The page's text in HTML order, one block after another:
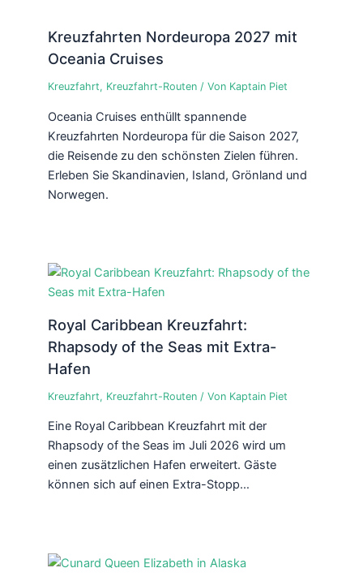
Kreuzfahrten Nordeuropa 2027 mit
Oceania Cruises
Kreuzfahrt, Kreuzfahrt-Routen/ Von Kaptain Piet
Oceania Cruises enthüllt spannende
Kreuzfahrten Nordeuropa für die Saison 2027,
die Reisende zu den schönsten Zielen führen.
Erleben Sie Skandinavien, Island, Grönland und
Norwegen.
Royal Caribbean Kreuzfahrt:
Rhapsody of the Seas mit Extra-
Hafen
Kreuzfahrt, Kreuzfahrt-Routen/ Von Kaptain Piet
Eine Royal Caribbean Kreuzfahrt mit der
Rhapsody of the Seas im Juli 2026 wird um
einen zusätzlichen Hafen erweitert. Gäste
können sich auf einen Extra-Stopp…